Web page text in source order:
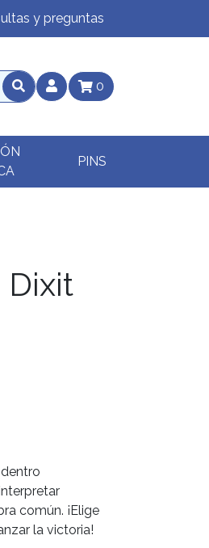
y preguntas
0
PINS
Dixit
común. ¡Elige
la victoria!